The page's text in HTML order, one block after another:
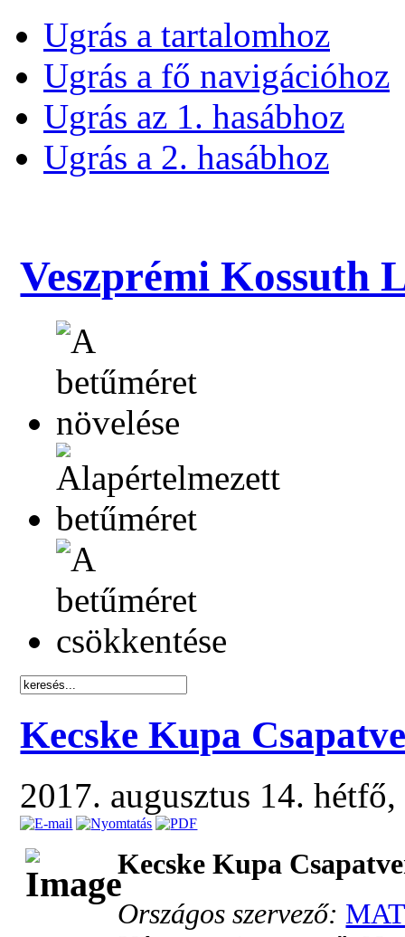
Ugrás a tartalomhoz
Ugrás a fő navigációhoz
Ugrás az 1. hasábhoz
Ugrás a 2. hasábhoz
Veszprémi Kossuth
Kecske Kupa
2017. augusztus 14.
Kecske Kupa
Országos szervező: